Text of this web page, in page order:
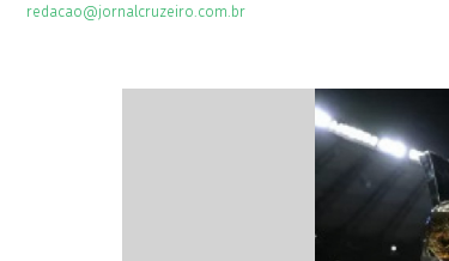
redacao@jornalcruzeiro.com.br